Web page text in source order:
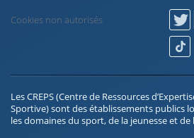
Cookies non autorisés
Les CREPS (Centre de Ressources
Sportive) sont des établissements publics
les domaines du sport, de la jeunesse et